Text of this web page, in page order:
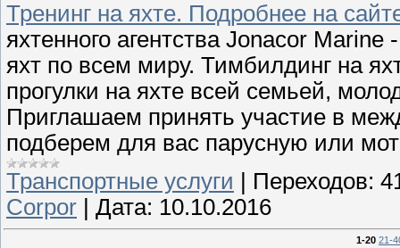
Тренинг на яхте. Подробнее на
яхтенного агентства Jonacor
яхт по всем миру. Тимбилдинг на
прогулки на яхте всей семьей,
Приглашаем принять участие в
подберем для вас парусную или
Транспортные услуги
Переходов:
Corpor
Дата: 10.10.2016
1-20 21-